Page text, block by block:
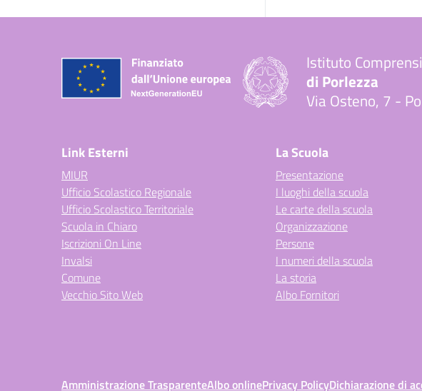
Istituto
di Porlezza
Via Osteno, 7 -
Link Esterni
MIUR
Ufficio Scolastico Regionale
Ufficio Scolastico Territoriale
Scuola in Chiaro
Iscrizioni On Line
Invalsi
Comune
Vecchio Sito Web
La Scuola
Presentazione
I luoghi della scuola
Le carte della scuola
Organizzazione
Persone
I numeri della scuola
La storia
Albo Fornitori
Amministrazione TrasparenteAlbo onlinePrivacy PolicyDichiarazione di